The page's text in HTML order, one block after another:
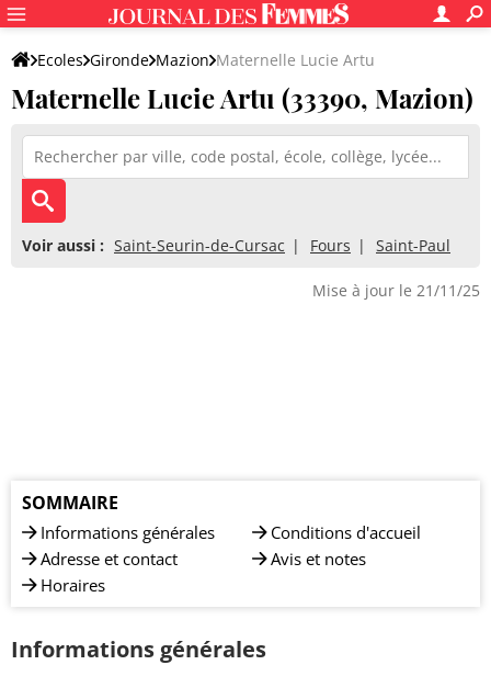
Ecoles Gironde Mazion Maternelle Lucie Artu
Maternelle Lucie Artu (33390, Mazion)
Voir aussi : Saint-Seurin-de-Cursac Fours Saint-Paul
Mise à jour le 21/11/25
SOMMAIRE
Informations générales
Adresse et contact
Horaires
Conditions d'accueil
Avis et notes
Informations générales